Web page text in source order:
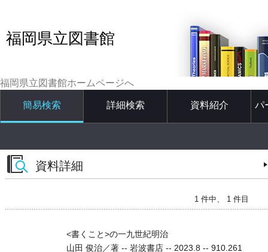
福岡県立図書館
福岡県立図書館ホームページへ
簡易検索 詳細検索 資料紹介 パ
資料詳細
1 件中、 1 件目
<書くこと>の一九世紀明治
山田 俊治／著 -- 岩波書店 -- 2023.8 -- 910.261